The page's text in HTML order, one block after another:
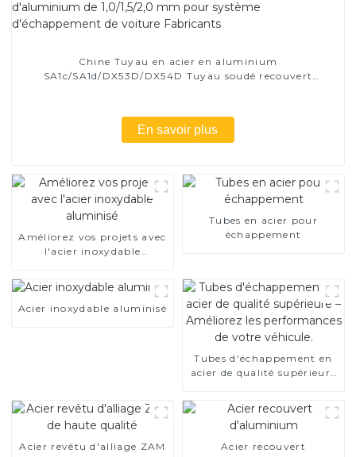
Chine Tuyau en acier en aluminium
SA1c/SA1d/DX53D/DX54D Tuyau soudé recouvert
En savoir plus
Améliorez vos projets avec
l'acier inoxydable
Tubes en acier pour
échappement
Acier inoxydable aluminisé
Tubes d'échappement en
acier de qualité supérieure
véhicule.
Acier revêtu d'alliage ZAM
Acier recouvert